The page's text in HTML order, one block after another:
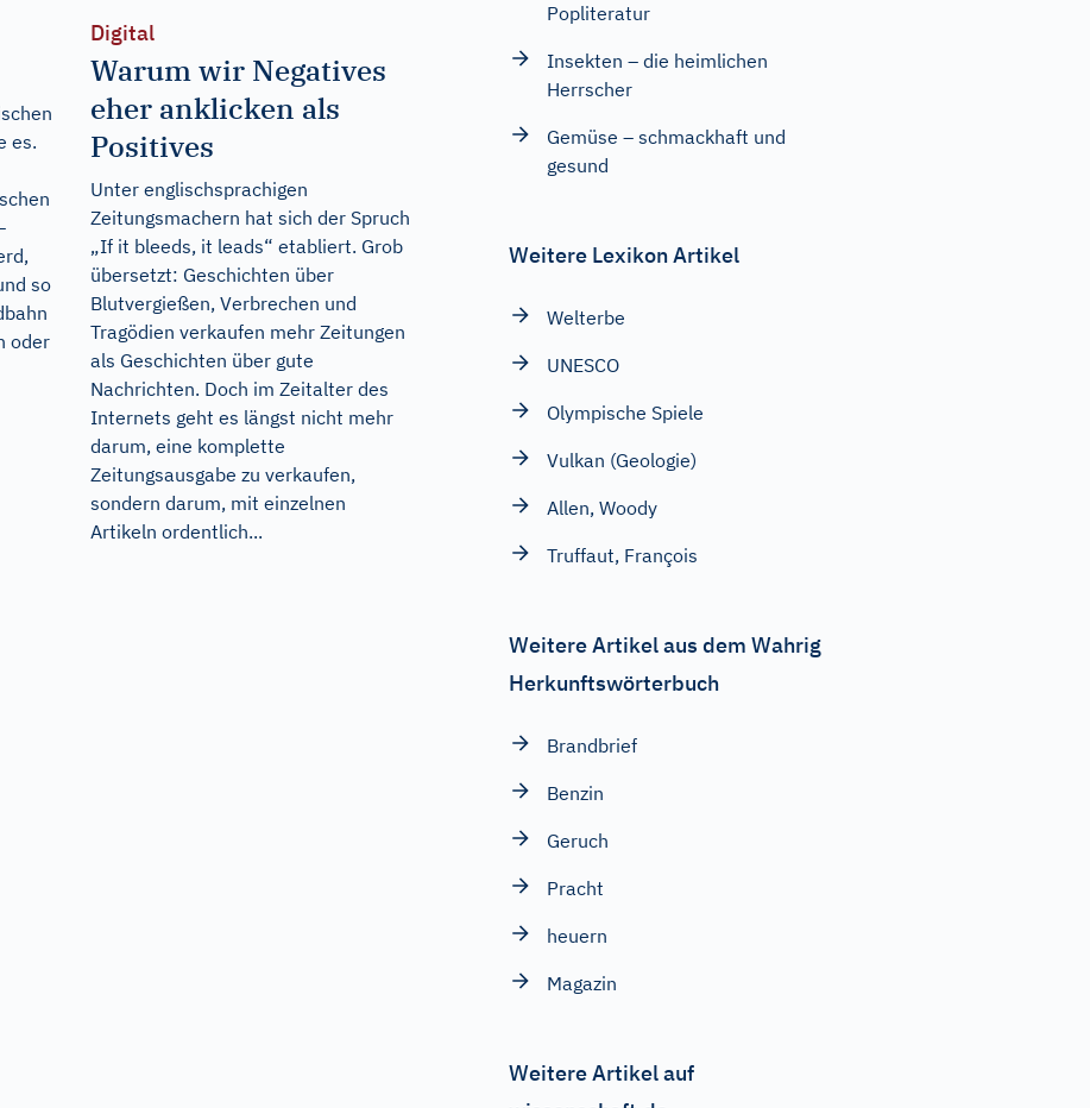
es.
so
oder
Digital
Warum wir Negatives
eher anklicken als
Positives
Unter englischsprachigen
Zeitungsmachern hat sich der Spruch
„If it bleeds, it leads“ etabliert. Grob
übersetzt: Geschichten über
Blutvergießen, Verbrechen und
Tragödien verkaufen mehr Zeitungen
als Geschichten über gute
Nachrichten. Doch im Zeitalter des
Internets geht es längst nicht mehr
darum, eine komplette
Zeitungsausgabe zu verkaufen,
sondern darum, mit einzelnen
Artikeln ordentlich...
Popliteratur
Insekten – die heimlichen
Herrscher
Gemüse – schmackhaft und
gesund
Weitere Lexikon Artikel
Welterbe
UNESCO
Olympische Spiele
Vulkan (Geologie)
Allen, Woody
Truffaut, François
Weitere Artikel aus dem Wahrig
Herkunftswörterbuch
Brandbrief
Benzin
Geruch
Pracht
heuern
Magazin
Weitere Artikel auf